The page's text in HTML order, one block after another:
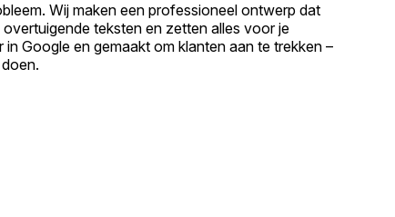
Wij maken een professioneel ontwerp dat
teksten en zetten alles voor je
Google en gemaakt om klanten aan te trekken –